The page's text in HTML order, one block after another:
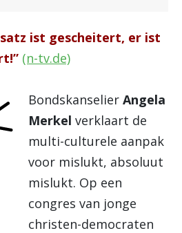
ist gescheitert, er ist
(n-tv.de)
Bondskanselier Angela
Merkel verklaart de
multi-culturele aanpak
voor mislukt, absoluut
mislukt. Op een
congres van jonge
christen-democraten